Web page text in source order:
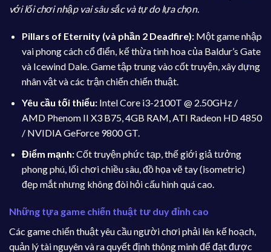
với lối chơi nhập vai sâu sắc và tự do lựa chọn.
Pillars of Eternity (và phần 2 Deadfire):Một game nhập
vai phong cách cổ điển, kế thừa tinh hoa của Baldur’s Gate
và Icewind Dale. Game tập trung vào cốt truyện, xây dựng
nhân vật và các trận chiến chiến thuật.
Yêu cầu tối thiểu:Intel Core i3-2100T @ 2.50GHz /
AMD Phenom II X3 B75, 4GB RAM, ATI Radeon HD 4850
/ NVIDIA GeForce 9800 GT.
Điểm mạnh:Cốt truyện phức tạp, thế giới giả tưởng
phong phú, lối chơi chiều sâu, đồ họa vẽ tay (isometric)
đẹp mắt nhưng không đòi hỏi cấu hình quá cao.
Những tựa game chiến thuật tư duy đỉnh cao
Các game chiến thuật yêu cầu người chơi phải lên kế hoạch,
quản lý tài nguyên và ra quyết định thông minh để đạt được